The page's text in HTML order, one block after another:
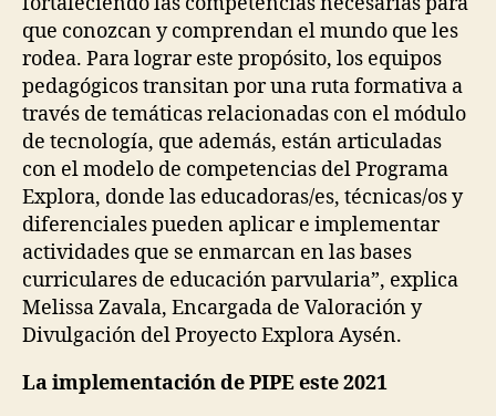
que conozcan y comprendan el mundo que les
rodea. Para lograr este propósito, los equipos
pedagógicos transitan por una ruta formativa a
través de temáticas relacionadas con el módulo
de tecnología, que además, están articuladas
con el modelo de competencias del Programa
Explora, donde las educadoras/es, técnicas/os y
diferenciales pueden aplicar e implementar
actividades que se enmarcan en las bases
curriculares de educación parvularia”, explica
Melissa Zavala, Encargada de Valoración y
Divulgación del Proyecto Explora Aysén.
La implementación de PIPE este 2021